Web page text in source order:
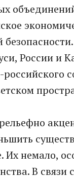
России и
Их немало,
В